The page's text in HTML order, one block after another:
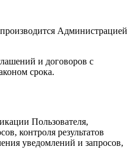
Администрацией
и договоров с
срока.
Пользователя,
контроля результатов
уведомлений и запросов,